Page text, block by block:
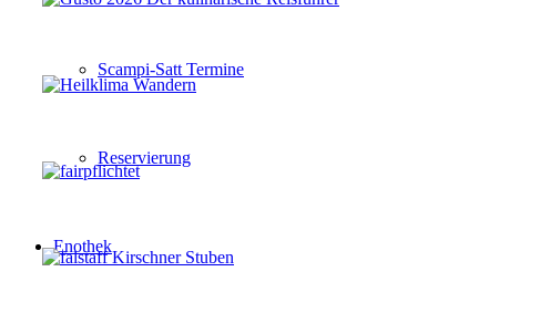
Scampi-Satt Termine
Reservierung
Enothek